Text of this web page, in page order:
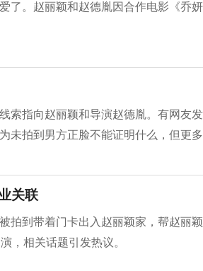
了。赵丽颖和赵德胤因合作电影《乔
索指向赵丽颖和导演赵德胤。有网友
未拍到男方正脸不能证明什么，但更
关联
拍到带着门卡出入赵丽颖家，帮赵丽
，相关话题引发热议。